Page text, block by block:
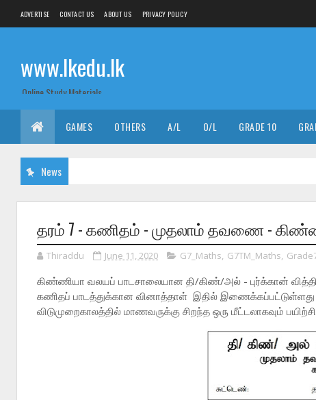
ADVERTISE CONTACT US ABOUT US PRIVACY POLICY
www.lkedu.lk
Online Study Materials
GAMES OTHERS A/L O/L GRADE 10
News
தரம் 7 - கணிதம் - முதலாம் தவணை -
Thiraddu June 11, 2020 G7_Maths, G7TM_Maths,
கிண்ணியா வலயப் பாடசாலையான தி/கிண்/அல் - புர்க்கான்
கணிதப் பாடத்துக்கான வினாத்தாள் இதில் இணைக்கப்பட்டுள்ளது
விடுமுறைகாலத்தில் மாணவருக்கு சிறந்த ஒரு மீட்டலாகவும்